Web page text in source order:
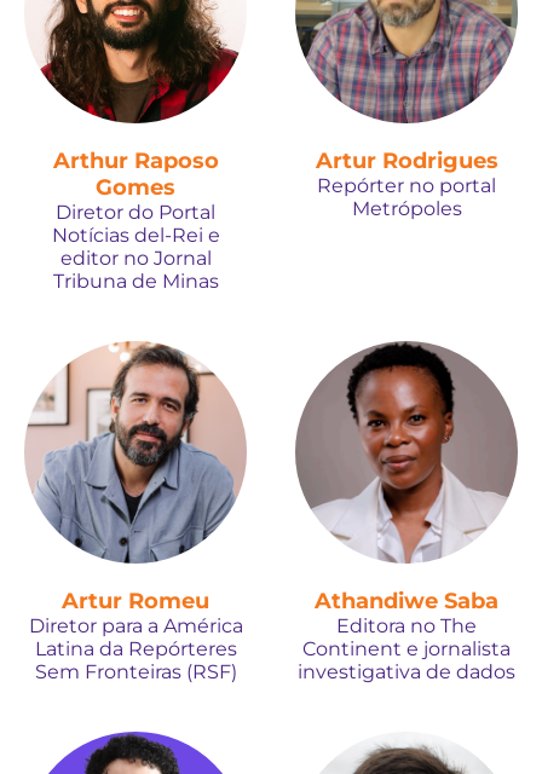
Arthur Raposo
Gomes
Diretor do Portal
Notícias del-Rei e
editor no Jornal
Tribuna de Minas
Artur Rodrigues
Repórter no portal
Metrópoles
Artur Romeu
Diretor para a América
Latina da Repórteres
Sem Fronteiras (RSF)
Athandiwe Saba
Editora no The
Continent e jornalista
investigativa de dados